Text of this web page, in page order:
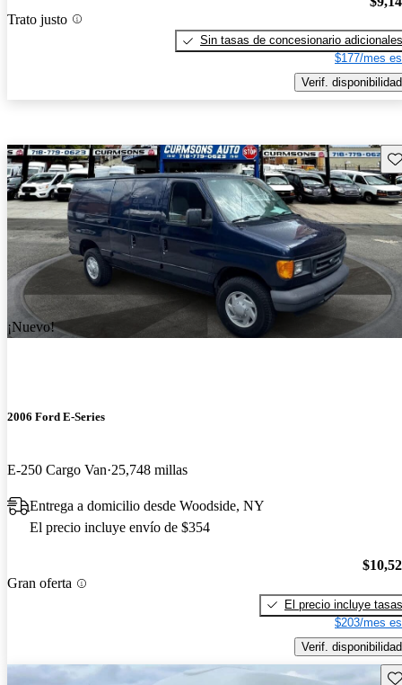
Trato justo
Sin tasas de concesionario adicionales
$177/mes
Verif. disponibilidad
¡Nuevo!
2006 Ford E-Series
E-250 Cargo Van 25,748 millas
Entrega a domicilio desde Woodside, NY
El precio incluye envío de $354
Gran oferta
El precio incluye tasas
$203/mes
Verif. disponibilidad